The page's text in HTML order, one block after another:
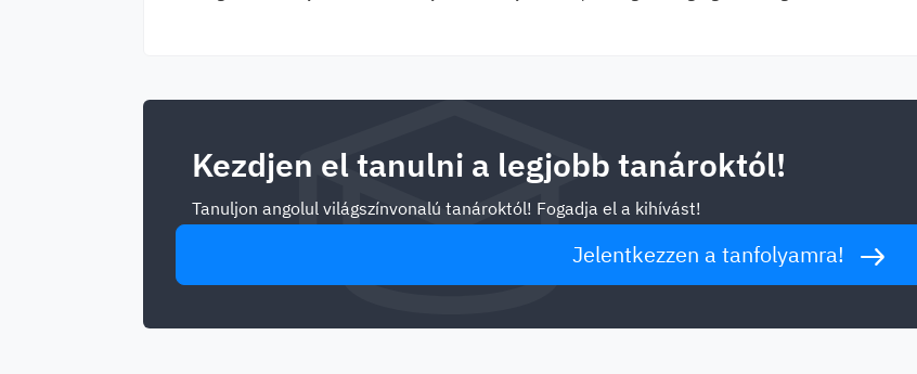
Kezdjen el tanulni a legjobb tanároktól!
Tanuljon angolul világszínvonalú tanároktól! Fogadja el a kihívást!
Jelentkezzen a tanfolyamra!